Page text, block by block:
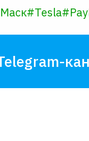
#Tesla#